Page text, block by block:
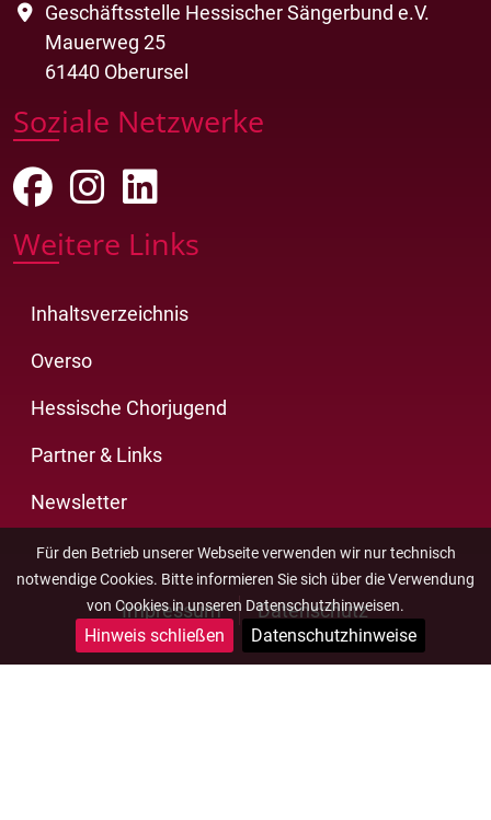
Für den Betrieb unserer Webseite verwenden wir nur technisch
notwendige Cookies. Bitte informieren Sie sich über die Verwendung
von Cookies in unseren Datenschutzhinweisen.
Hinweis schließen Datenschutzhinweise
Geschäftsstelle Hessischer Sängerbund e.V.
Mauerweg 25
61440 Oberursel
Soziale Netzwerke
Weitere Links
Inhaltsverzeichnis
Overso
Hessische Chorjugend
Partner & Links
Newsletter
Impressum Datenschutz